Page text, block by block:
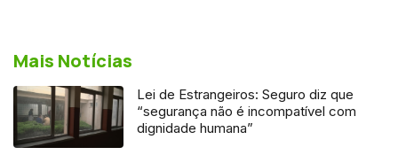
Mais Notícias
Lei de Estrangeiros: Seguro diz que
“segurança não é incompatível com
dignidade humana”